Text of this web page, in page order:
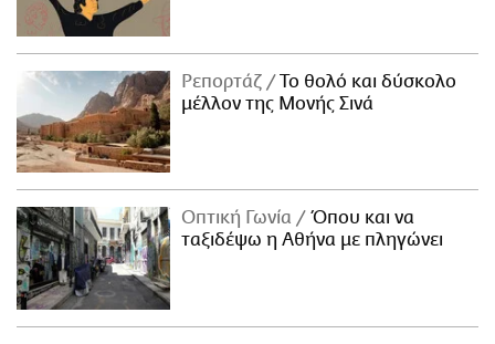
Ρεπορτάζ
Το θολό και δύσκολο
μέλλον της Μονής Σινά
Οπτική Γωνία
Όπου και να
ταξιδέψω η Αθήνα με πληγώνει